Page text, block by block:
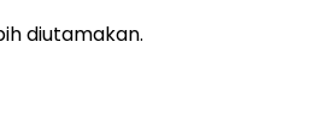
diutamakan.